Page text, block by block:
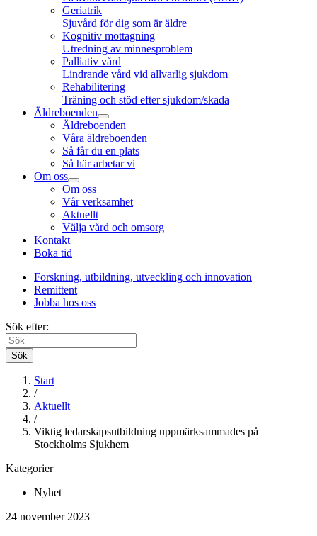
Geriatrik
Sjuvård för dig som är äldre
Kognitiv mottagning
Utredning av minnesproblem
Palliativ vård
Lindrande vård vid allvarlig sjukdom
Rehabilitering
Träning och stöd efter sjukdom/skada
Äldreboenden
Äldreboenden
Våra äldreboenden
Så får du en plats
Så här arbetar vi
Om oss
Om oss
Vår verksamhet
Aktuellt
Välja vård och omsorg
Kontakt
Boka tid
Forskning, utbildning, utveckling och innovation
Remittent
Jobba hos oss
Sök efter:
Sök
Start
/
Aktuellt
/
Viktig ledarskapsutbildning uppmärksammades på
Stockholms Sjukhem
Kategorier
Nyhet
24 november 2023